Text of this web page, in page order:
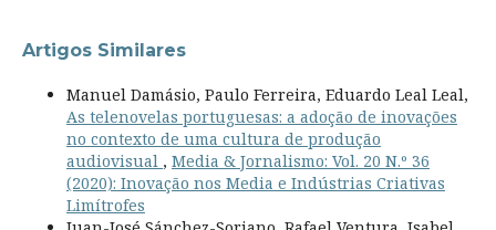
Artigos Similares
Manuel Damásio, Paulo Ferreira, Eduardo Leal Leal,
As telenovelas portuguesas: a adoção de inovações
no contexto de uma cultura de produção
audiovisual , Media & Jornalismo: Vol. 20 N.º 36
(2020): Inovação nos Media e Indústrias Criativas
Limítrofes